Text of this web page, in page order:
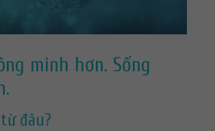
minh hơn. Sống
đâu?